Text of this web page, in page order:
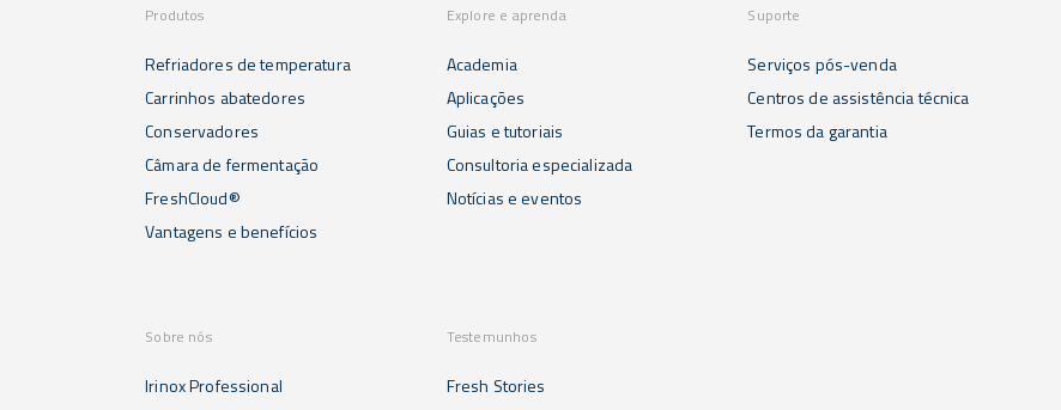
Produtos
Refriadores de temperatura
Carrinhos abatedores
Conservadores
Câmara de fermentação
FreshCloud®
Vantagens e benefícios
Explore e aprenda
Academia
Aplicações
Guias e tutoriais
Consultoria especializada
Notícias e eventos
Suporte
Serviços pós-venda
Centros de assistência técnica
Termos da garantia
Sobre nós
Irinox Professional
Testemunhos
Fresh Stories